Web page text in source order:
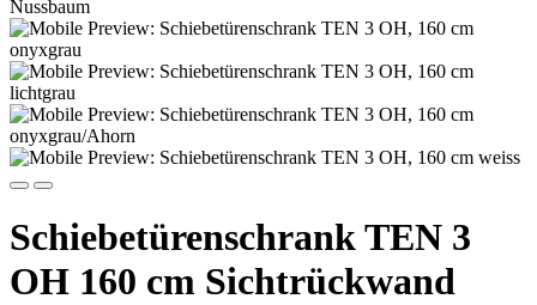
Schiebetürenschrank TEN 3
OH 160 cm Sichtrückwand